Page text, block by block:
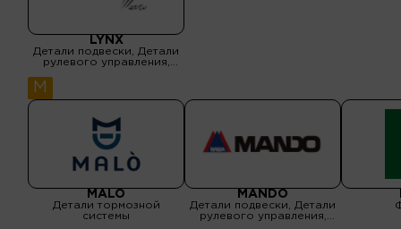
LYNX
Детали подвески, Детали
рулевого управления,
трансмиссии, Оптика,
ГРМ, Электрика двигателя
M
MALO
Детали тормозной
системы
MANDO
Детали подвески, Детали
рулевого управления,